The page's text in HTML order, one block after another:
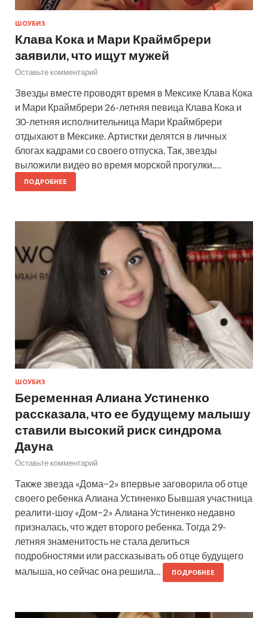
ШОУБИЗ
Клава Кока и Мари Краймбрери
заявили, что ищут мужей
Оставьте комментарий
Звезды вместе проводят время в Мексике Клава Кока
и Мари Краймбрери 26-летняя певица Клава Кока и
30-летняя исполнительница Мари Краймбрери
отдыхают в Мексике. Артистки делятся в личных
блогах кадрами со своего отпуска. Так, звезды
выложили видео во время морской прогулки.…
ПОДРОБНЕЕ
ШОУБИЗ
Беременная Алиана Устиненко
рассказала, что ее будущему малышу
ставили высокий риск синдрома
Дауна
Оставьте комментарий
Также звезда «Дома−2» впервые заговорила об отце
своего ребенка Алиана Устиненко Бывшая участница
реалити-шоу «Дом−2» Алиана Устиненко недавно
призналась, что ждет второго ребенка. Тогда 29-
летняя знаменитость не стала делиться
подробностями или рассказывать об отце будущего
малыша, но сейчас она решила…
ПОДРОБНЕЕ